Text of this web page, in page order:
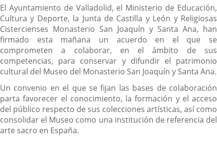
Descripción
El Ayuntamiento de Valladolid, el Ministerio de Educación,
Cultura y Deporte, la Junta de Castilla y León y Religiosas
Cistercienses Monasterio San Joaquín y Santa Ana, han
firmado esta mañana un acuerdo en el que se
comprometen a colaborar, en el ámbito de sus
competencias, para conservar y difundir el patrimonio
cultural del Museo del Monasterio San Joaquín y Santa Ana.
Un convenio en el que se fijan las bases de colaboración
parta favorecer el conocimiento, la formación y el acceso
del público respecto de sus colecciones artísticas, así como
consolidar el Museo como una institución de referencia del
arte sacro en España.